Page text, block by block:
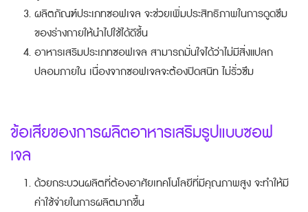
ผลิตภัณฑ์ประเภทซอฟเจล จะช่วยเพิ่มประสิทธิภาพในการดูดซึม
ของร่างกายให้นำไปใช้ได้ดีขึ้น
อาหารเสริมประเภทซอฟเจล สามารถมั่นใจได้ว่าไม่มีสิ่งแปลก
ปลอมภายใน เนื่องจากซอฟเจลจะต้องปิดสนิท ไม่รั่วซึม
ข้อเสียของการผลิตอาหารเสริมรูปแบบซอฟ
เจล
ด้วยกระบวนผลิตที่ต้องอาศัยเทคโนโลยีที่มีคุณภาพสูง จะทำให้มี
ค่าใช้จ่ายในการผลิตมากขึ้น